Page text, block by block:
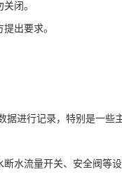
闭。
出要求。
进行记录，特别是一些
水流量开关、安全阀等设